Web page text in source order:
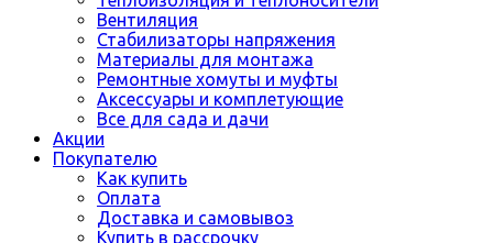
Вентиляция
Стабилизаторы напряжения
Материалы для монтажа
Ремонтные хомуты и муфты
Аксессуары и комплетующие
Все для сада и дачи
Акции
Покупателю
Как купить
Оплата
Доставка и самовывоз
Купить в рассрочку